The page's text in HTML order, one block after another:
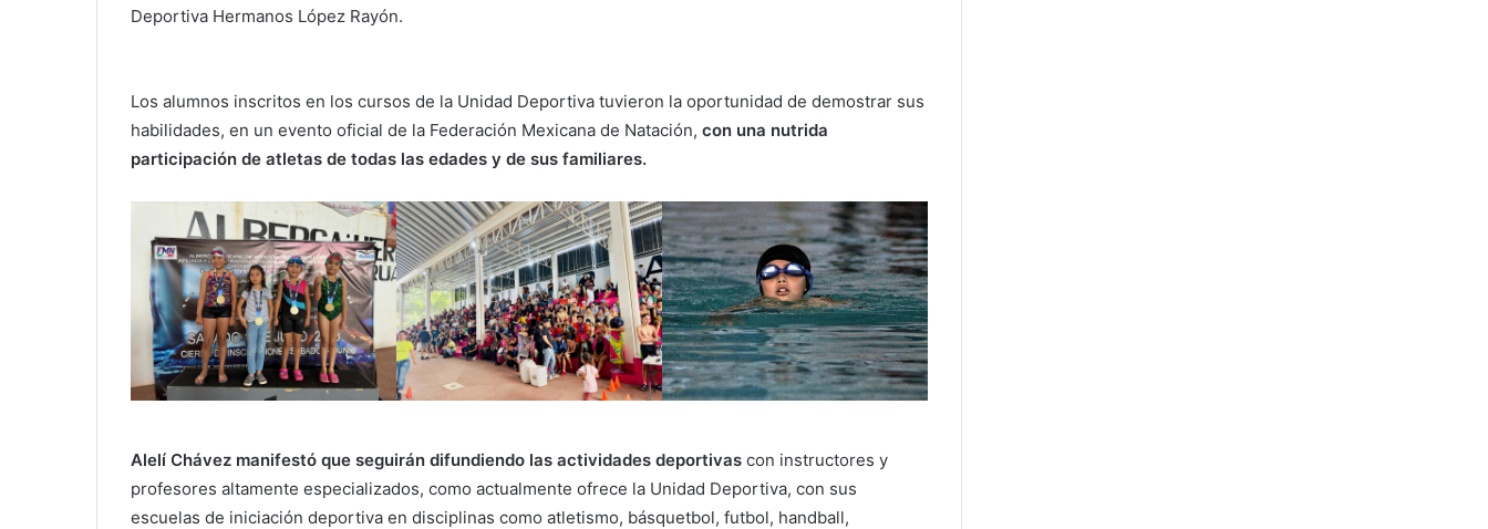
Deportiva Hermanos López Rayón.
Los alumnos inscritos en los cursos de la Unidad Deportiva tuvieron la oportunidad de demostrar sus
habilidades, en un evento oficial de la Federación Mexicana de Natación, con una nutrida
participación de atletas de todas las edades y de sus familiares.
Alelí Chávez manifestó que seguirán difundiendo las actividades deportivas con instructores y
profesores altamente especializados, como actualmente ofrece la Unidad Deportiva, con sus
escuelas de iniciación deportiva en disciplinas como atletismo, básquetbol, futbol, handball,